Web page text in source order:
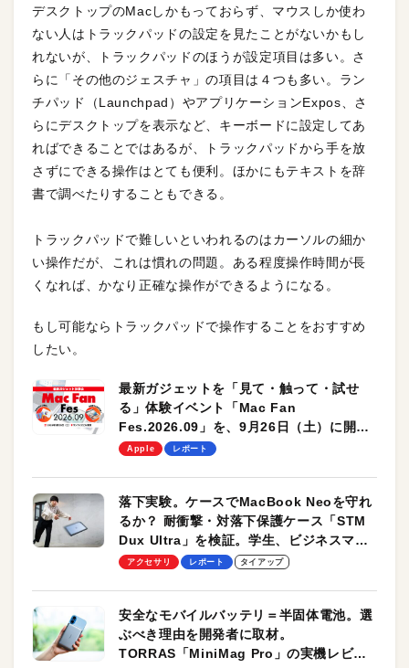
デスクトップのMacしかもっておらず、マウスしか使わ
ない人はトラックパッドの設定を見たことがないかもし
れないが、トラックパッドのほうが設定項目は多い。さ
らに「その他のジェスチャ」の項目は４つも多い。ラン
チパッド（Launchpad）やアプリケーションExpos、さ
らにデスクトップを表示など、キーボードに設定してあ
ればできることではあるが、トラックパッドから手を放
さずにできる操作はとても便利。ほかにもテキストを辞
書で調べたりすることもできる。
トラックパッドで難しいといわれるのはカーソルの細か
い操作だが、これは慣れの問題。ある程度操作時間が長
くなれば、かなり正確な操作ができるようになる。
もし可能ならトラックパッドで操作することをおすすめ
したい。
最新ガジェットを「見て・触って・試せ
る」体験イベント「Mac Fan
Fes.2026.09」を、9月26日（土）に開催
します！
Apple レポート
落下実験。ケースでMacBook Neoを守れ
るか？ 耐衝撃・対落下保護ケース「STM
Dux Ultra」を検証。学生、ビジネスマン
のモバイルユースに最適！
アクセサリ レポート タイアップ
安全なモバイルバッテリ＝半固体電池。選
ぶべき理由を開発者に取材。
TORRAS「MiniMag Pro」の実機レビュ